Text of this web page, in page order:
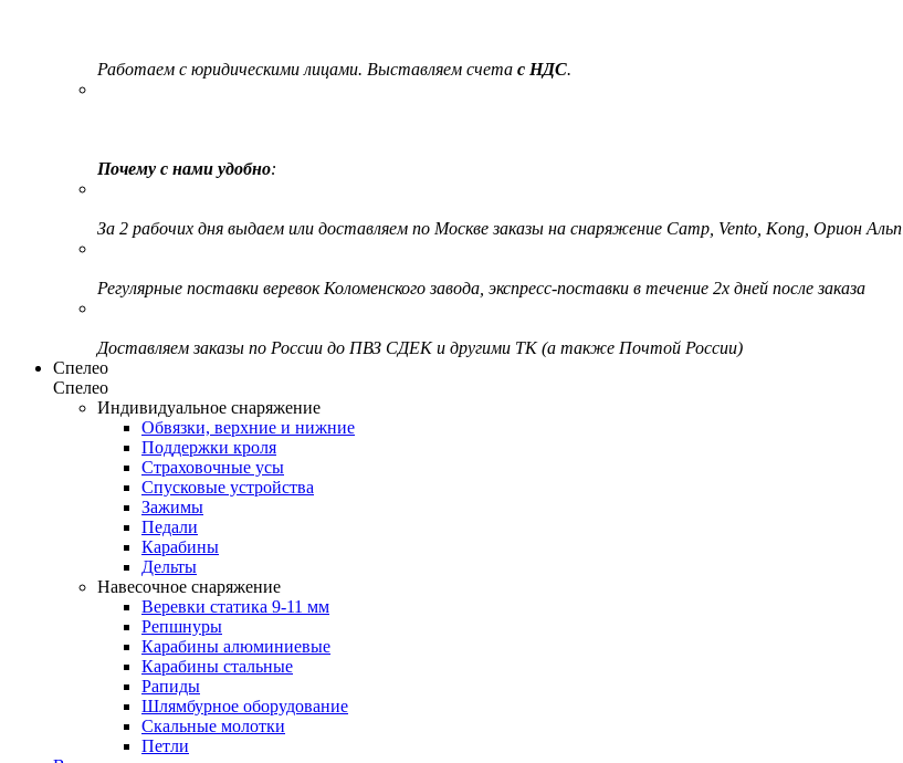
Работаем с юридическими лицами. Выставляем счета с НДС.
Почему с нами удобно:
За 2 рабочих дня выдаем или доставляем по Москве заказы на снаряжение Camp, Vento, Kong, Орион Альп
Регулярные поставки веревок Коломенского завода, экспресс-поставки в течение 2х дней после заказа
Доставляем заказы по России до ПВЗ СДЕК и другими ТК (а также Почтой России)
Спелео
Спелео
Индивидуальное снаряжение
Обвязки, верхние и нижние
Поддержки кроля
Страховочные усы
Спусковые устройства
Зажимы
Педали
Карабины
Дельты
Навесочное снаряжение
Веревки статика 9-11 мм
Репшнуры
Карабины алюминиевые
Карабины стальные
Рапиды
Шлямбурное оборудование
Скальные молотки
Петли